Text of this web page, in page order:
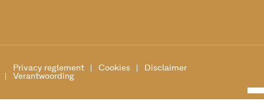
Privacy reglement Cookies
Disclaimer
Verantwoording